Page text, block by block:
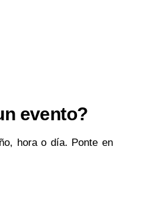
evento?
hora o día. Ponte en